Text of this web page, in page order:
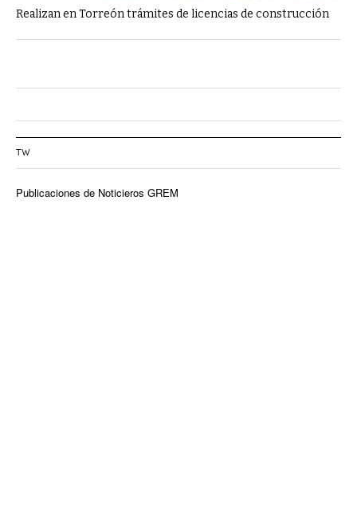
Realizan en Torreón trámites de licencias de construcción
TW
Publicaciones de Noticieros GREM